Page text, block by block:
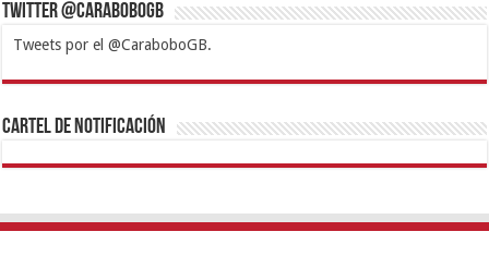
Twitter @CaraboboGB
Tweets por el @CaraboboGB.
1xbetBetturkeyBetistKralbetSupertotobetTipobetMatadorbetMariobet
https://mvbcasino.com/
Cartel de Notificación